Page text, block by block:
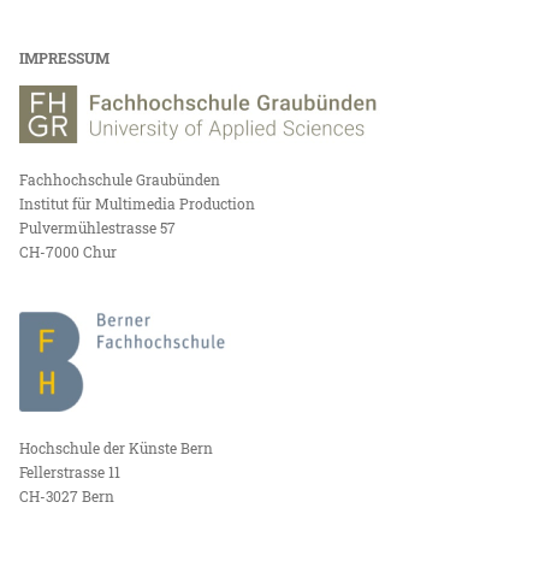
IMPRESSUM
Fachhochschule Graubünden
Institut für Multimedia Production
Pulvermühlestrasse 57
CH-7000 Chur
Hochschule der Künste Bern
Fellerstrasse 11
CH-3027 Bern